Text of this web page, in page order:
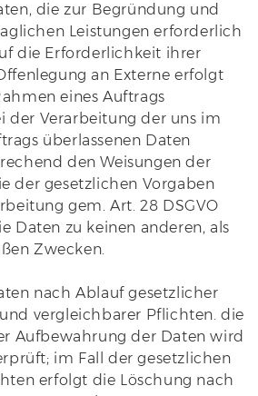
die zur Begründung und
Leistungen erforderlich
die Erforderlichkeit ihrer
an Externe erfolgt
eines Auftrags
der Verarbeitung der uns im
überlassenen Daten
den Weisungen der
der gesetzlichen Vorgaben
gem. Art. 28 DSGVO
Daten zu keinen anderen, als
Zwecken.
nach Ablauf gesetzlicher
vergleichbarer Pflichten. die
Aufbewahrung der Daten wird
im Fall der gesetzlichen
erfolgt die Löschung nach